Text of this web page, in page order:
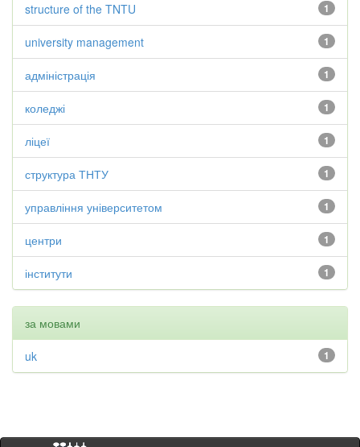
1
structure of the TNTU
1
university management
1
адміністрація
1
коледжі
1
ліцеї
1
структура ТНТУ
1
управління університетом
1
центри
1
інститути
за мовами
1
uk